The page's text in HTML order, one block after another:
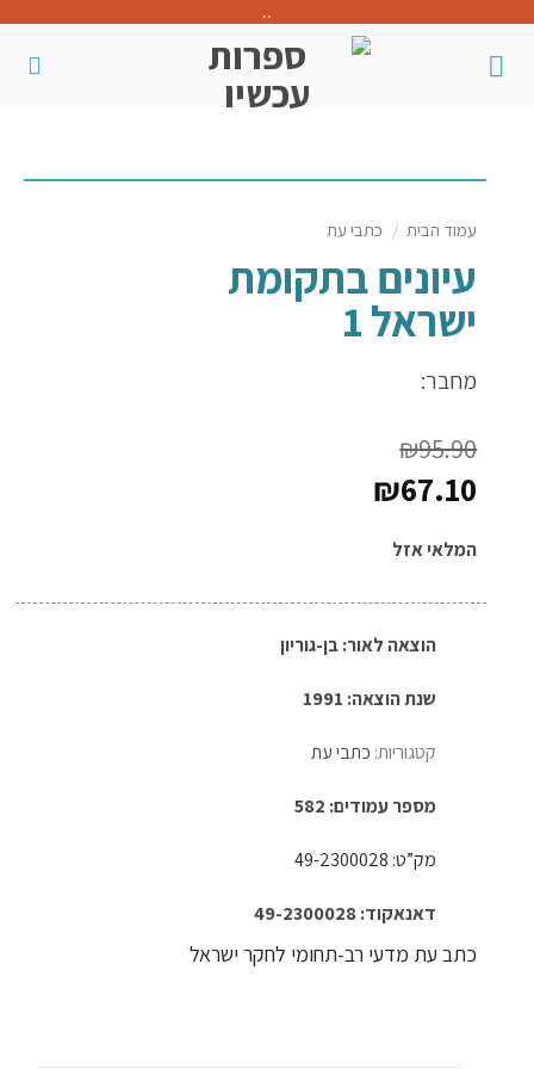
..
עמוד הבית / כתבי עת
עיונים בתקומת
ישראל 1
מחבר:
₪95.90
₪67.10
המלאי אזל
הוצאה לאור:בן-גוריון
שנת הוצאה: 1991
קטגוריות: כתבי עת
מספר עמודים: 582
מק”ט: 49-2300028
דאנאקוד: 49-2300028
כתב עת מדעי רב-תחומי לחקר ישראל